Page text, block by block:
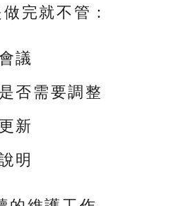
完就不管：
議
否需要調整
新
明